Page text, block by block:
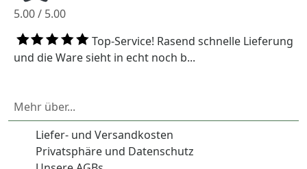
5.00 / 5.00
Top-Service! Rasend schnelle Lieferung
und die Ware sieht in echt noch b...
Mehr über...
Liefer- und Versandkosten
Privatsphäre und Datenschutz